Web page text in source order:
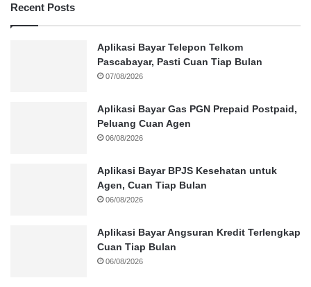
Recent Posts
Aplikasi Bayar Telepon Telkom
Pascabayar, Pasti Cuan Tiap Bulan
07/08/2026
Aplikasi Bayar Gas PGN Prepaid Postpaid,
Peluang Cuan Agen
06/08/2026
Aplikasi Bayar BPJS Kesehatan untuk
Agen, Cuan Tiap Bulan
06/08/2026
Aplikasi Bayar Angsuran Kredit Terlengkap
Cuan Tiap Bulan
06/08/2026